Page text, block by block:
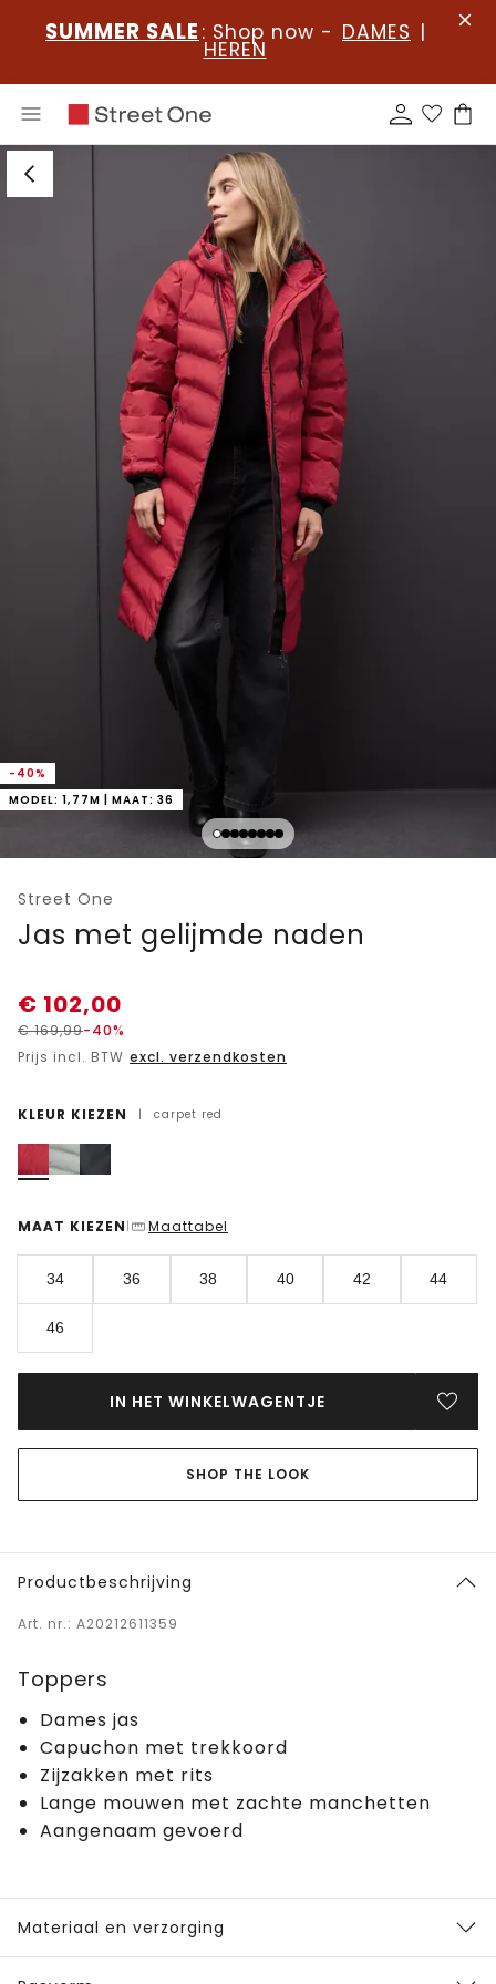
SUMMER SALE : Shop now - DAMES |
HEREN
-40%
MODEL: 1,77M | MAAT: 36
Street One
Jas met gelijmde naden
€ 102,00
€169,99-40%
Prijs incl. BTW excl. verzendkosten
KLEUR KIEZEN | carpet red
MAAT KIEZEN | Maattabel
34 36 38 40 42 44
46
IN HET WINKELWAGENTJE
SHOP THE LOOK
Productbeschrijving
Art. nr.: A20212611359
Toppers
Dames jas
Capuchon met trekkoord
Zijzakken met rits
Lange mouwen met zachte manchetten
Aangenaam gevoerd
Materiaal en verzorging